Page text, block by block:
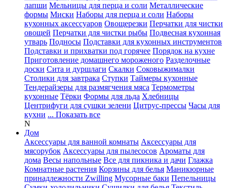
лапши Мельницы для перца и соли Металлические
формы Миски Наборы для перца и соли Наборы
кухонных аксессуаров Овощерезки Перчатки для чистки
овощей Перчатки для чистки рыбы Подвесная кухонная
утварь Подносы Подставки для кухонных инструментов
Подставки и прихватки под горячее Порядок на кухне
Приготовление домашнего мороженого Разделочные
доски Сита и дуршлаги Скалки Соковыжималки
Столики для завтрака Ступки Таймеры кухонные
Тендерайзеры для размягчения мяса Термометры
кухонные Тёрки Формы для льда Хлебницы
Центрифуги для сушки зелени Цитрус-прессы Часы для
кухни ... Показать все
N
Дом
Аксессуары для ванной комнаты Аксессуары для
мясорубок Аксессуары для пылесосов Ароматы для
дома Весы напольные Все для пикника и дачи Глажка
Комнатные растения Корзины для белья Маникюрные
принадлежности Zwilling Мусорные баки Пепельницы